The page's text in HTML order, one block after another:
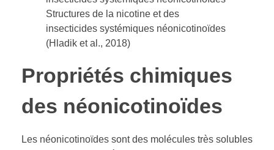
Structures de la nicotine et des
insecticides systémiques néonicotinoïdes
(Hladik et al., 2018)
Propriétés chimiques
des néonicotinoïdes
Les néonicotinoïdes sont des molécules très solubles